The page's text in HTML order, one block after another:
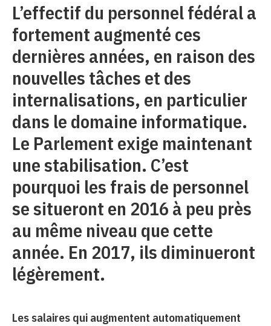
L’effectif du personnel fédéral a
fortement augmenté ces
dernières années, en raison des
nouvelles tâches et des
internalisations, en particulier
dans le domaine informatique.
Le Parlement exige maintenant
une stabilisation. C’est
pourquoi les frais de personnel
se situeront en 2016 à peu près
au même niveau que cette
année. En 2017, ils diminueront
légèrement.
Les salaires qui augmentent automatiquement